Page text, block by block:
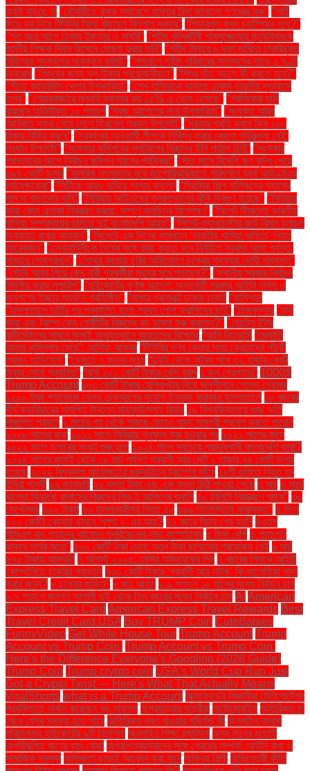
ভ্যাট বাড়ছে না "রৌমারীতে কৃষক সমাবেশে হামলার নিন্দা জানালো গণতন্ত্র মঞ্চ" "লাঠি
দিয়ে ভর দিয়ে টিসিবির ট্রাক খুঁজছেন বিল্লাল সরদার" "লিভারপুল কখন চ্যাম্পিয়ন হবে?"
"শত বছর আগে ঢাকায় ইফতার ও সাহ্‌রি" "শহীদ বুদ্ধিজীবী শামসুজ্জোহার মৃত্যুদিবসকে
জাতীয় শিক্ষক দিবস হিসেবে ঘোষণা করার দাবি" "শহীদ মিনারে ৬ দফা দাবিতে চাকরিচ্যুত
বিডিআর সদস্যদের অবস্থান ধর্মঘট" "শাহবাগে শহীদ পরিবারের সদস্যদের সাড়ে ৫ ঘণ্টা
অবরোধ "শিশুদের জন্য ফ্লু টিকার প্রয়োজনীয়তা" "শিশুর দাঁত নড়লে কী করতে হবে?"
"শীতে ব্যাডমিন্টন খেলার উপকারিতা" "শেখ হাসিনাকে থামাতে ঢাকায় ভারতীয় দূতাবাসে
তলব" "শেয়ারবাজারে মূলধনি মুনাফার কর ১৫% এ নেমে এসেছে" "শ্রমিকেরা দাবি
করছেন অতিরিক্ত ১০ শতাংশ "সবুজ আপেলের নানা উপকারিতা" "সংযুক্ত আরব
আমিরাত সফর শেষে দেশে ফিরলেন প্রধান উপদেষ্টা" "সরকার প্রতি ডজন ডিম ১৩০
টাকায় বিক্রি করবে" "সরকারের আওয়ামী লীগকে নিষিদ্ধ করার কোনো পরিকল্পনা নেই:
প্রধান উপদেষ্টা" "সংস্কার কমিশনের সুপারিশের বিরুদ্ধে ইসি পাঠাল চিঠি" "সংস্কার
প্রস্তাবের আগে নির্বাচন কমিশন গঠনের প্রক্রিয়া" "সাত মাসে বিদেশি ঋণ বৃদ্ধি পেয়ে
৩৯৪ কোটি ডলার "সামরিক তৎপরতার মুখে জাপোরিঝঝিয়াতে পরিদর্শনে ব্যর্থ আইএইএর
পর্যবেক্ষকেরা" "সিটিকে আরও ডুবিয়ে সালাহ বললেন "সিরামিক শিল্প মালিকদের গ্যাসের
দাম না বাড়ানোর দাবি" "সিরিয়ায় আইএসের পুনরুত্থানের ঝুঁকি দ্বিগুণ হয়েছে" "সিরিয়ায়
কারা কোন এলাকা নিয়ন্ত্রণ করছে: সম্পূর্ণ মানচিত্র বিশ্লেষণ" "সিলেট সীমান্তে ভারতীয়
খাসিয়া সম্প্রদায়ের গুলিতে দুই বাংলাদেশি আহত" "সিলেট-ম্যানচেস্টার রুটে বিমান চলাচল
অব্যাহত রাখার আহ্বান" "সিলেটে এক দিনের ব্যবধানে ‘ভারতীয় খাসিয়া গু‌লিতে’ নিহত
আরেকজন" "সেনাবাহিনীকে ধৈর্যের সঙ্গে কাজ করতে হবে নির্বাচিত সরকার আসা পর্যন্ত:
সাভারে সেনাপ্রধান" "সোনার কমোড চুরির অভিযোগে চক্রের সদস্যরা দোষী সাব্যস্ত"
"সৌদি আরব গিয়ে কেন নারী গৃহকর্মীরা মৃত্যুর মুখে পড়ছেন?" "স্থানীয় সরকার নির্বাচন
নির্দলীয় করার সুপারিশ" "হাইকোর্টের পূর্ণাঙ্গ আদেশ: অন্তর্বর্তী সরকার আইনি দলিল ও
জনগণের ইচ্ছার সমর্থনে প্রতিষ্ঠিত" "হাঙ্গার প্রজেক্টে ঢাকায় চাকরি "হালিশহর
"হাসপাতালে ভর্তির পর প্রকাশিত হলো প্রথম পোপ ফ্রান্সিসের ছবি" "হিজবুল্লাহ "হুথি
কারা এবং ট্রাম্প কেন গোষ্ঠীটির বিরুদ্ধে বড় হামলা শুরু করলেন?" "হোটেল ইন্টার
কন্টিনেন্টালের সামনে জুলাই অভ্যুত্থানে আহতদের বিক্ষোভ “আমি ডিভোর্সি “জ্যোতি
আমার কুমিল্লার মেয়ে”: আসিফ আকবর “টিসিবির পণ্য কেনার সময় ক্রেতাদের পাঁচটি
প্রধান অভিযোগ” “ডেঙ্গুতে ৭ জনের মৃত্যু “দুবাই থেকে অবৈধ পথে ৩২ হাজার কোটি
টাকার সোনা প্রবাহিত” “বর্ষে ২০০ কোটি টাকার বেশি বরাদ্দ ১ জন গ্রেপ্তার" 1000$
Trump Account ১০৩ কোটি টাকার হেলিকপ্টার নিয়ে অনুশীলনে গেলেন নেইমার
১২০০ টাকা প্যাকেজে হেলথ চেকআপের সুযোগ ইনসাফ বারাকাহ হাসপাতালে ১৮ বছরের
দীর্ঘ ক্যারিয়ারের সমাপ্তি টানলেন মাহমুদউল্লাহ রিয়াদ ১৯ বিশ্ববিদ্যালয়ে গুচ্ছ ভর্তি
বিজ্ঞপ্তি প্রকাশ ২ মার্চের পর থেকে গাজায় কোনও খাদ্য সামগ্রী প্রবেশ করতে পারেনি
২০০৮ সালের কথা ২০১১ সালে সিরিয়ায় গৃহযুদ্ধ শুরু হওয়ার পর ২০২১ সালের জুনে
২০২২ সালে ডলারের সংকট শুরু হলে ২০২৪ সালে সবচেয়ে প্রভাবশালী বাংলাদেশি কারা?
২০২৪ সালের জুলাই থেকে ১৯ মার্চ পর্যন্ত প্রবাসী আয় মোট ২ হাজার ৭৪ কোটি ডলার
হয়েছে ২০২৬ বিশ্বকাপ আয়োজনের গুরুদায়িত্ব ট্রাম্পের কাঁধে ২৮টি গুলিতে নিহত হন
ইন্দিরা গান্ধী ২৯ জানুয়ারি ২৯ বস্তা টাকা এবং এক বস্তা চিঠি পাওয়া গেছে ৩ মার্চ ৩ মার্চে
খালেদা জিয়াকে খালাসের বিরুদ্ধে লিভ টু আপিলের শুনানি ৩০ মিনিটে নিয়ন্ত্রণে আসে" ৩০
সেপ্টেম্বর ৩০০ টাকা! ৩৩ হামলাকারীসহ নিহত ৫৮ ৩৬৯ ফিলিস্তিনি কারামুক্ত" ৪ দিনে
৮০০ কোটি! কোথায় থামবে 'পুষ্পা ২' এর আয়? ৪১ বছরে বিচার শেষ হয়নি ৪৩তম
বিসিএস বাদ পড়াদের আবেদন পুনর্বিবেচনার সভা বৃহস্পতিবার ৫ টাকা বেশি ৫ শতাংশই
থাকবে পূর্বের মতো" ৫০০ কোটি টাকা দেবে: নতুন টাকা ছাপানোর প্রয়োজন নেই ৬ মার্চ
৬৭৫ টাকায় আমদানি ৭ আগস্ট ২০০৫: মেসির অভিষেকের দিন ৭ বছরের শিশুকে আইটি
কোম্পানিতে চাকরির প্রস্তাব ৭৩০ কোটি টাকার ‘প্রবাসী আয় নাটক’ কি কালোটাকা সাদা
করার জন্য? ৮ চক্রের জড়িত" ৮ জন আহত ৮.৬ শতাংশ ১৮ মাসের মধ্যে নির্বাচন চান
৮.৭ শতাংশ জনগণ আগামী দুই থেকে তিন বছরের মধ্যে নির্বাচন চান AI American
Express Travel Card American Express Travel Rewards Best
Travel Credit Card USA Buy TRUMP Coin CuteBabies
FunnyVideo Get White House Tour Trump Account Trump
Account vs Trump Coin: Trump Account vs Trump Coin:
Here's the Difference Everyone's Googling (2026 Guide)
Trump Coin Trump crypto coin USA's World Cup Run Just
Got a Crypto Twist — Here's What That Actually Means
ViralShorts what is a Trump Account অক্সফোর্ডের বিজ্ঞানীরা টেলিপোর্টেশন
প্রযুক্তিতে অর্জন করেছেন বড় সাফল্য অগ্রযাত্রার যাত্রীরা অটোমোবাইল অতিরিক্ত চা
খেলে যেসব সমস্যা হতে পারে অতিরিক্ত লবণ খাওয়ার পরিণতি কী অনলাইন ব্যবসা
পরিচালনায় হাইকোর্টের ৯টি নির্দেশনা অনলাইন শিক্ষা প্ল্যাটফর্ম অন্য দিনের মতোই
অপরিকল্পিত ঋণের বৃহৎ বোঝা অপ্রাপ্তবয়স্কদের সঙ্গে প্রেমের সম্পর্ক: আইনি বাধা ও
সামাজিক সমস্যা অভিজ্ঞতা ছাড়াই আবেদন করা যাবে অভিনয় শিল্পী অভিনেত্রী কীর্তি